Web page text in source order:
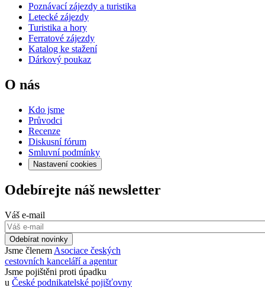
Poznávací zájezdy a turistika
Letecké zájezdy
Turistika a hory
Ferratové zájezdy
Katalog ke stažení
Dárkový poukaz
O nás
Kdo jsme
Průvodci
Recenze
Diskusní fórum
Smluvní podmínky
Nastavení cookies
Odebírejte náš newsletter
Váš e-mail
Odebírat novinky
Jsme členem Asociace českých
cestovních kanceláří a agentur
Jsme pojištěni proti úpadku
u České podnikatelské pojišťovny